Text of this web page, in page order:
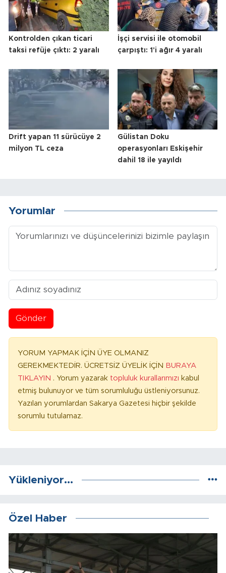
Kontrolden çıkan ticari
taksi refüje çıktı: 2 yaralı
İşçi servisi ile otomobil
çarpıştı: 1'i ağır 4 yaralı
Drift yapan 11 sürücüye 2
milyon TL ceza
Gülistan Doku
operasyonları Eskişehir
dahil 18 ile yayıldı
Yorumlar
Gönder
YORUM YAPMAK İÇİN ÜYE OLMANIZ
GEREKMEKTEDİR. ÜCRETSİZ ÜYELİK İÇİN BURAYA
TIKLAYIN . Yorum yazarak topluluk kurallarımızı kabul
etmiş bulunuyor ve tüm sorumluluğu üstleniyorsunuz.
Yazılan yorumlardan Sakarya Gazetesi hiçbir şekilde
sorumlu tutulamaz.
Yükleniyor...
Özel Haber